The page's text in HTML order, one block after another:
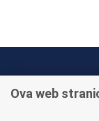
Ova web